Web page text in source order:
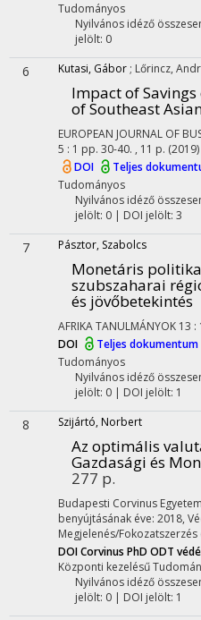
Tudományos
Nyilvános idéző
jelölt: 0
6 Kutasi, Gábor ; Lőrincz,
Impact of
of Southeast
EUROPEAN JOURNAL OF
5 : 1 pp. 30-40. , 11 p. (2019)
DOI
Teljes
Tudományos
Nyilvános idéző
jelölt: 0 | DOI jelölt: 3
7 Pásztor, Szabolcs
Monetáris
szubszaharai
és jövőbetekintés
AFRIKA TANULMÁNYOK 13 :
DOI
Teljes dokumentum
Tudományos
Nyilvános idéző
jelölt: 0 | DOI jelölt: 1
8 Szijártó, Norbert
Az optimális
Gazdasági és
277 p.
Budapesti Corvinus Egyetem
benyújtásának éve: 2018,
Megjelenés/Fokozatszerzés
DOICorvinus PhD ODT
Központi kezelésű
Nyilvános idéző
jelölt: 0 | DOI jelölt: 1